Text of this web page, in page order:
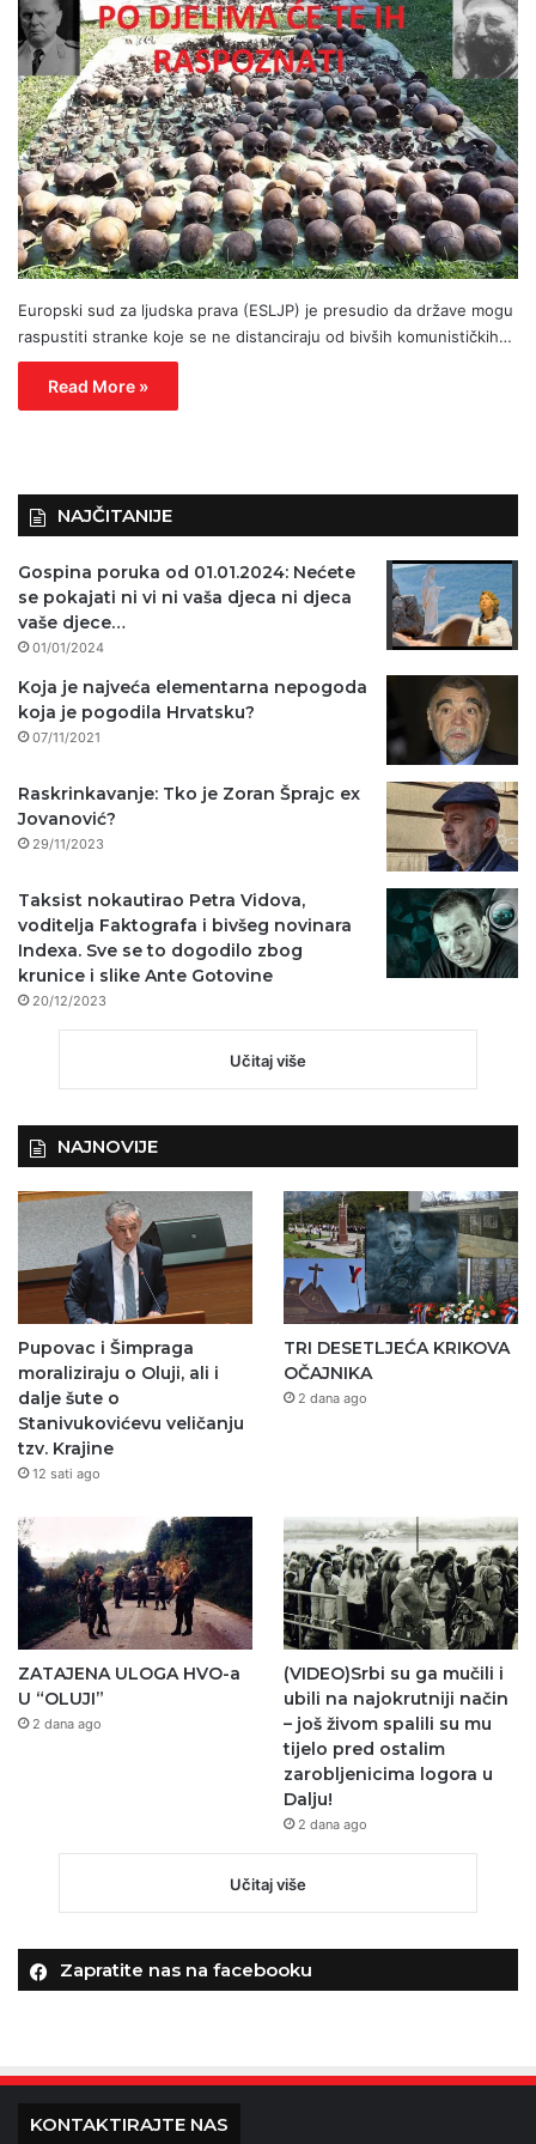
Europski sud za ljudska prava (ESLJP) je presudio da države mogu
raspustiti stranke koje se ne distanciraju od bivših komunističkih…
Read More »
NAJČITANIJE
Gospina poruka od 01.01.2024: Nećete
se pokajati ni vi ni vaša djeca ni djeca
vaše djece…
01/01/2024
Koja je najveća elementarna nepogoda
koja je pogodila Hrvatsku?
07/11/2021
Raskrinkavanje: Tko je Zoran Šprajc ex
Jovanović?
29/11/2023
Taksist nokautirao Petra Vidova,
voditelja Faktografa i bivšeg novinara
Indexa. Sve se to dogodilo zbog
krunice i slike Ante Gotovine
20/12/2023
Učitaj više
NAJNOVIJE
Pupovac i Šimpraga
moraliziraju o Oluji, ali i
dalje šute o
Stanivukovićevu veličanju
tzv. Krajine
12 sati ago
TRI DESETLJEĆA KRIKOVA
OČAJNIKA
2 dana ago
ZATAJENA ULOGA HVO-a
U “OLUJI”
2 dana ago
(VIDEO)Srbi su ga mučili i
ubili na najokrutniji način
– još živom spalili su mu
tijelo pred ostalim
zarobljenicima logora u
Dalju!
2 dana ago
Učitaj više
Zapratite nas na facebooku
KONTAKTIRAJTE NAS